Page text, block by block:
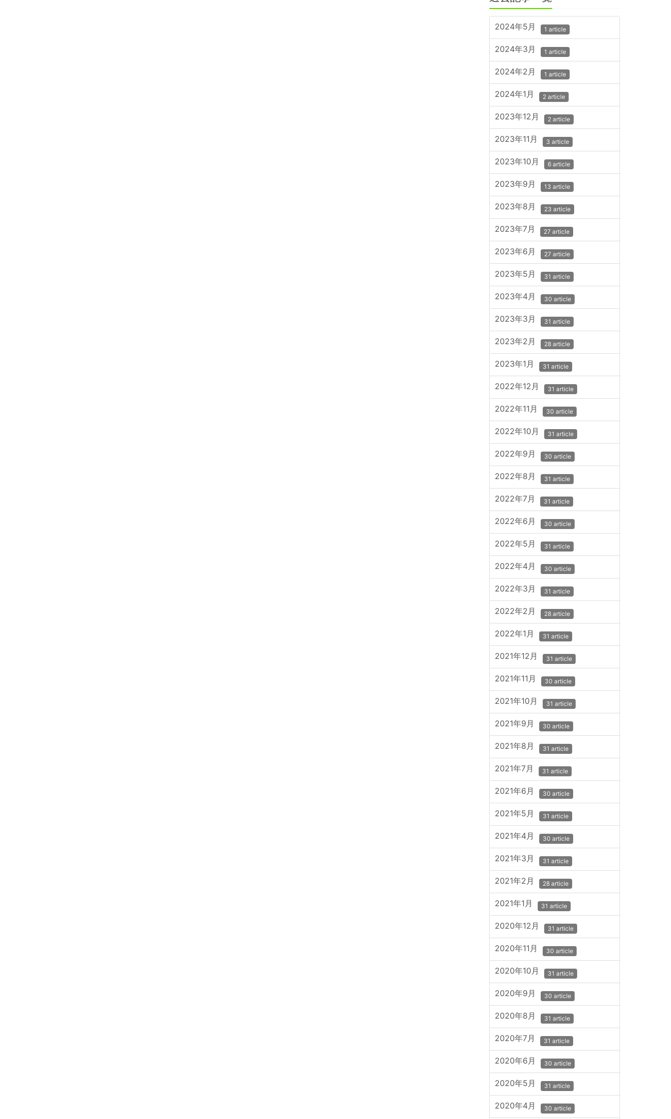
2024年5月 1 article
2024年3月 1 article
2024年2月 1 article
2024年1月 2 article
2023年12月 2 article
2023年11月 3 article
2023年10月 6 article
2023年9月 13 article
2023年8月 23 article
2023年7月 27 article
2023年6月 27 article
2023年5月 31 article
2023年4月 30 article
2023年3月 31 article
2023年2月 28 article
2023年1月 31 article
2022年12月 31 article
2022年11月 30 article
2022年10月 31 article
2022年9月 30 article
2022年8月 31 article
2022年7月 31 article
2022年6月 30 article
2022年5月 31 article
2022年4月 30 article
2022年3月 31 article
2022年2月 28 article
2022年1月 31 article
2021年12月 31 article
2021年11月 30 article
2021年10月 31 article
2021年9月 30 article
2021年8月 31 article
2021年7月 31 article
2021年6月 30 article
2021年5月 31 article
2021年4月 30 article
2021年3月 31 article
2021年2月 28 article
2021年1月 31 article
2020年12月 31 article
2020年11月 30 article
2020年10月 31 article
2020年9月 30 article
2020年8月 31 article
2020年7月 31 article
2020年6月 30 article
2020年5月 31 article
2020年4月 30 article